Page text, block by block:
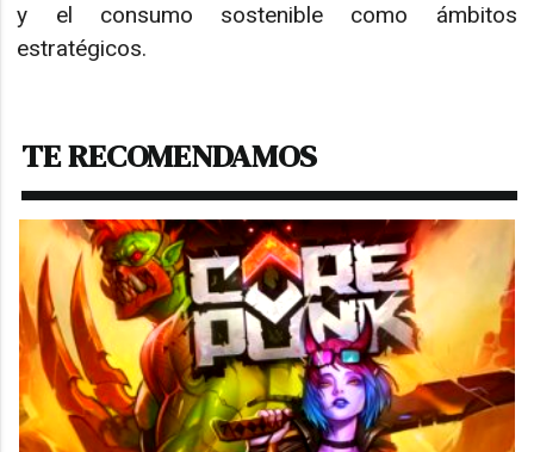
y el consumo sostenible como ámbitos
estratégicos.
TE RECOMENDAMOS